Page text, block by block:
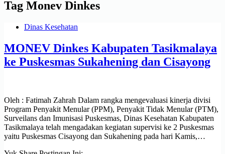
Tag Monev Dinkes
Dinas Kesehatan
MONEV Dinkes Kabupaten Tasikmalaya
ke Puskesmas Sukahening dan Cisayong
Oleh : Fatimah Zahrah Dalam rangka mengevaluasi kinerja divisi
Program Penyakit Menular (PPM), Penyakit Tidak Menular (PTM),
Surveilans dan Imunisasi Puskesmas, Dinas Kesehatan Kabupaten
Tasikmalaya telah mengadakan kegiatan supervisi ke 2 Puskesmas
yaitu Puskesmas Cisayong dan Sukahening pada hari Kamis,…